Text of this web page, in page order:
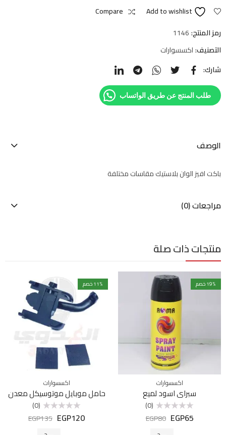
Add to wishlist
Compare
رمز المنتج:1146
التصنيف:اكسسوارات
شارك:
طلب المنتج عن طريق الواتساب
الوصف
باكت افيز الوان بلاستيك مقاسات مختلفة
مراجعات (0)
منتجات ذات صلة
19% خصم
اكسسوارات
سبراي اسود لميع
التقييم
(0)
EGP65
EGP80
11% خصم
اكسسوارات
حامل موبايل موتوسيكل معدن
التقييم
(0)
EGP120
EGP135